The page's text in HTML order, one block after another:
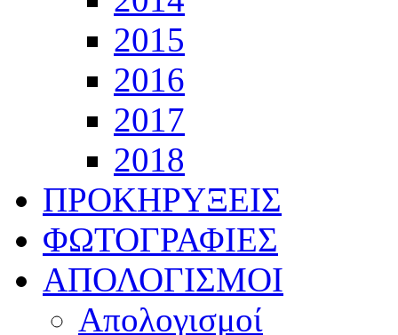
2015
2016
2017
2018
ΠΡΟΚΗΡΥΞΕΙΣ
ΦΩΤΟΓΡΑΦΙΕΣ
ΑΠΟΛΟΓΙΣΜΟΙ
Απολογισμοί